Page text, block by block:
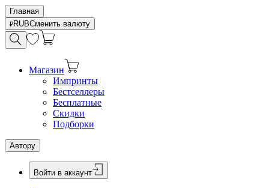
Главная
RUBСменить валюту
Магазин
Импринты
Бестселлеры
Бесплатные
Скидки
Подборки
Автору
Войти в аккаунт